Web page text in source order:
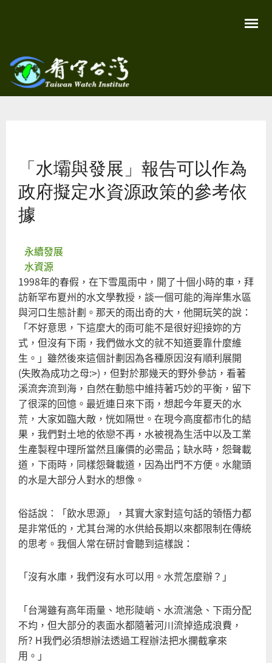
容
Watch
「水壩與發展」報告可以作為
政府擬定水資源政策的參考依
據
永續發展
水資源
1998年的春假，在下雪風雨中，開了十個小時的車，拜
訪新罕布夏州的水文學教授，談一個可能的海岸集水區
與河口生態計劃。那天的雨出奇的大，他開玩笑的說：
「不好意思，下這麼大的雨可能不是很好迎接妳的方
式，但沒有下雨，我們做水文的就不知道要靠什麼維
生。」雖然後來這個計劃因為各種原因沒有順利展開
(失敗為成功之母:>)，但對於那幾天的野外參訪，看著
溪流奔流到海，自然在動態中維持著巧妙的平衡，留下
了很深的回憶。最近連日來下雨，想起今年夏天的水
荒，大家如臨大敵，恍如隔世。在現今高度都市化的結
果，我們對土地的依戀不再，水被視為生活中以及工業
生產製程中理所當然且廉價的必需品；缺水時，怨聲載
道，下雨時，同樣怨聲載道，因為出門不方便。水龍頭
的水是大部分人對水的想像。
俗話說：「飲水思源」，其實大家對這句話的領悟力都
是非常低的，尤其台灣的水供給長期以來都限制在傳統
的思考。我個人常在研討會聽到這樣說：
「沒有水庫，我們沒有水可以用。水荒怎麼辦？」
「台灣雖有高年雨量、地形陡峭、水流湍急、下雨分配
不均，但大部分的表面水都隨著河川流掉造成浪費，
所? H我們必須想辦法透過工程辦法把水攔截拿來
用。」